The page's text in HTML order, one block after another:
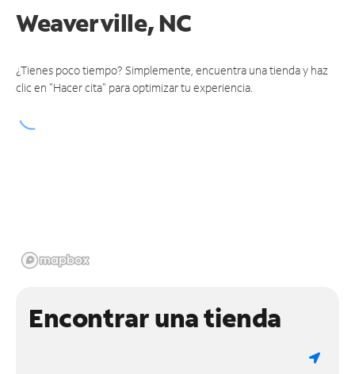
Weaverville, NC
¿Tienes poco tiempo? Simplemente, encuentra una tienda y haz
clic en "Hacer cita" para optimizar tu experiencia.
Encontrar una tienda